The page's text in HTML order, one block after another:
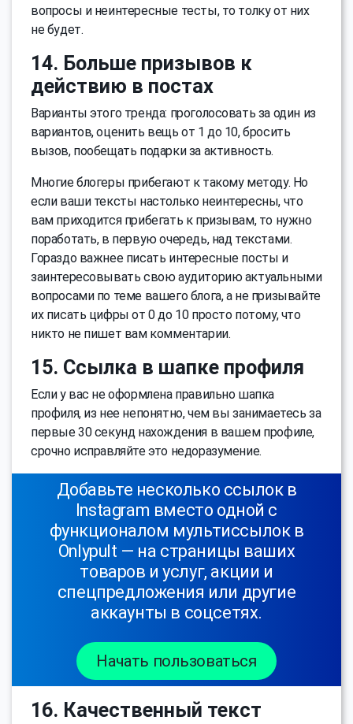
вопросы и неинтересные тесты, то толку от них
не будет.
14. Больше призывов к
действию в постах
Варианты этого тренда: проголосовать за один из
вариантов, оценить вещь от 1 до 10, бросить
вызов, пообещать подарки за активность.
Многие блогеры прибегают к такому методу. Но
если ваши тексты настолько неинтересны, что
вам приходится прибегать к призывам, то нужно
поработать, в первую очередь, над текстами.
Гораздо важнее писать интересные посты и
заинтересовывать свою аудиторию актуальными
вопросами по теме вашего блога, а не призывайте
их писать цифры от 0 до 10 просто потому, что
никто не пишет вам комментарии.
15. Ссылка в шапке профиля
Если у вас не оформлена правильно шапка
профиля, из нее непонятно, чем вы занимаетесь за
первые 30 секунд нахождения в вашем профиле,
срочно исправляйте это недоразумение.
Добавьте несколько ссылок в
Instagram вместо одной с
функционалом мультиссылок в
Onlypult — на страницы ваших
товаров и услуг, акции и
спецпредложения или другие
аккаунты в соцсетях.
Начать пользоваться
16. Качественный текст